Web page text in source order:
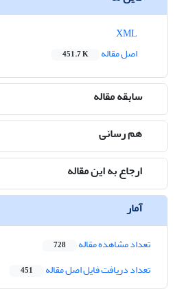
اصل مقاله
451.7 K
سابقه مقاله
هم رسانی
ارجاع به این مقاله
آمار
تعداد مشاهده مقاله 728
تعداد دریافت فایل اصل مقاله 451